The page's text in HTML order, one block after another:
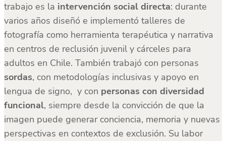
trabajo es la intervención social directa: durante
varios años diseñó e implementó talleres de
fotografía como herramienta terapéutica y narrativa
en centros de reclusión juvenil y cárceles para
adultos en Chile. También trabajó con personas
sordas, con metodologías inclusivas y apoyo en
lengua de signo, y con personas con diversidad
funcional, siempre desde la convicción de que la
imagen puede generar conciencia, memoria y nuevas
perspectivas en contextos de exclusión. Su labor